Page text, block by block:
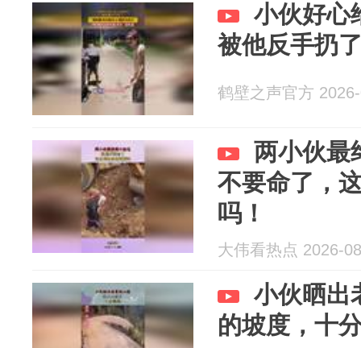
小伙好心
被他反手扔
鹤壁之声官方
两小伙最
不要命了，
吗！
大伟看热点 2026-
小伙晒出
的坡度，十